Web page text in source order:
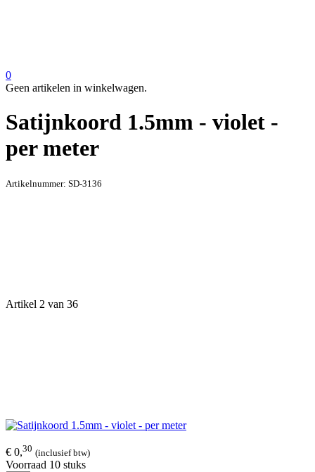
0
Geen artikelen in winkelwagen.
Satijnkoord 1.5mm - violet -
per meter
Artikelnummer: SD-3136
Artikel 2 van 36
€ 0,30 (inclusief btw)
Voorraad 10 stuks